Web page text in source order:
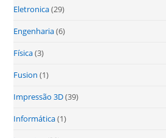
Eletronica(29)
Engenharia(6)
Física(3)
Fusion (1)
Impressão 3D(39)
Informática(1)